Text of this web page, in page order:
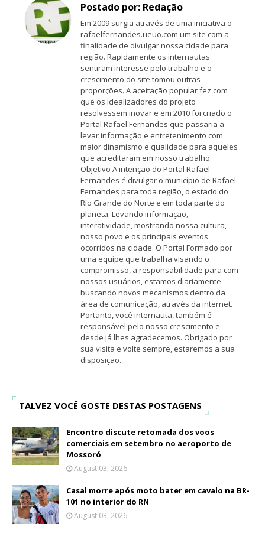
Postado por: Redação
Em 2009 surgia através de uma iniciativa o
rafaelfernandes.ueuo.com um site com a
finalidade de divulgar nossa cidade para
região. Rapidamente os internautas
sentiram interesse pelo trabalho e o
crescimento do site tomou outras
proporções. A aceitação popular fez com
que os idealizadores do projeto
resolvessem inovar e em 2010 foi criado o
Portal Rafael Fernandes que passaria a
levar informação e entretenimento com
maior dinamismo e qualidade para aqueles
que acreditaram em nosso trabalho.
Objetivo A intenção do Portal Rafael
Fernandes é divulgar o município de Rafael
Fernandes para toda região, o estado do
Rio Grande do Norte e em toda parte do
planeta. Levando informação,
interatividade, mostrando nossa cultura,
nosso povo e os principais eventos
ocorridos na cidade. O Portal Formado por
uma equipe que trabalha visando o
compromisso, a responsabilidade para com
nossos usuários, estamos diariamente
buscando novos mecanismos dentro da
área de comunicação, através da internet.
Portanto, você internauta, também é
responsável pelo nosso crescimento e
desde já lhes agradecemos. Obrigado por
sua visita e volte sempre, estaremos a sua
disposição.
TALVEZ VOCÊ GOSTE DESTAS POSTAGENS
Encontro discute retomada dos voos
comerciais em setembro no aeroporto de
Mossoró
August 03, 2026
Casal morre após moto bater em cavalo na BR-
101 no interior do RN
August 03, 2026